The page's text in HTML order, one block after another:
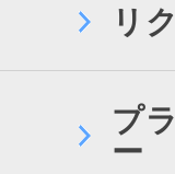
リ
プ
ー